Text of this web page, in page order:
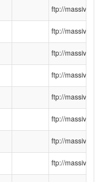
ftp://
ftp://
ftp://
ftp://
ftp://
ftp://
ftp://
ftp://